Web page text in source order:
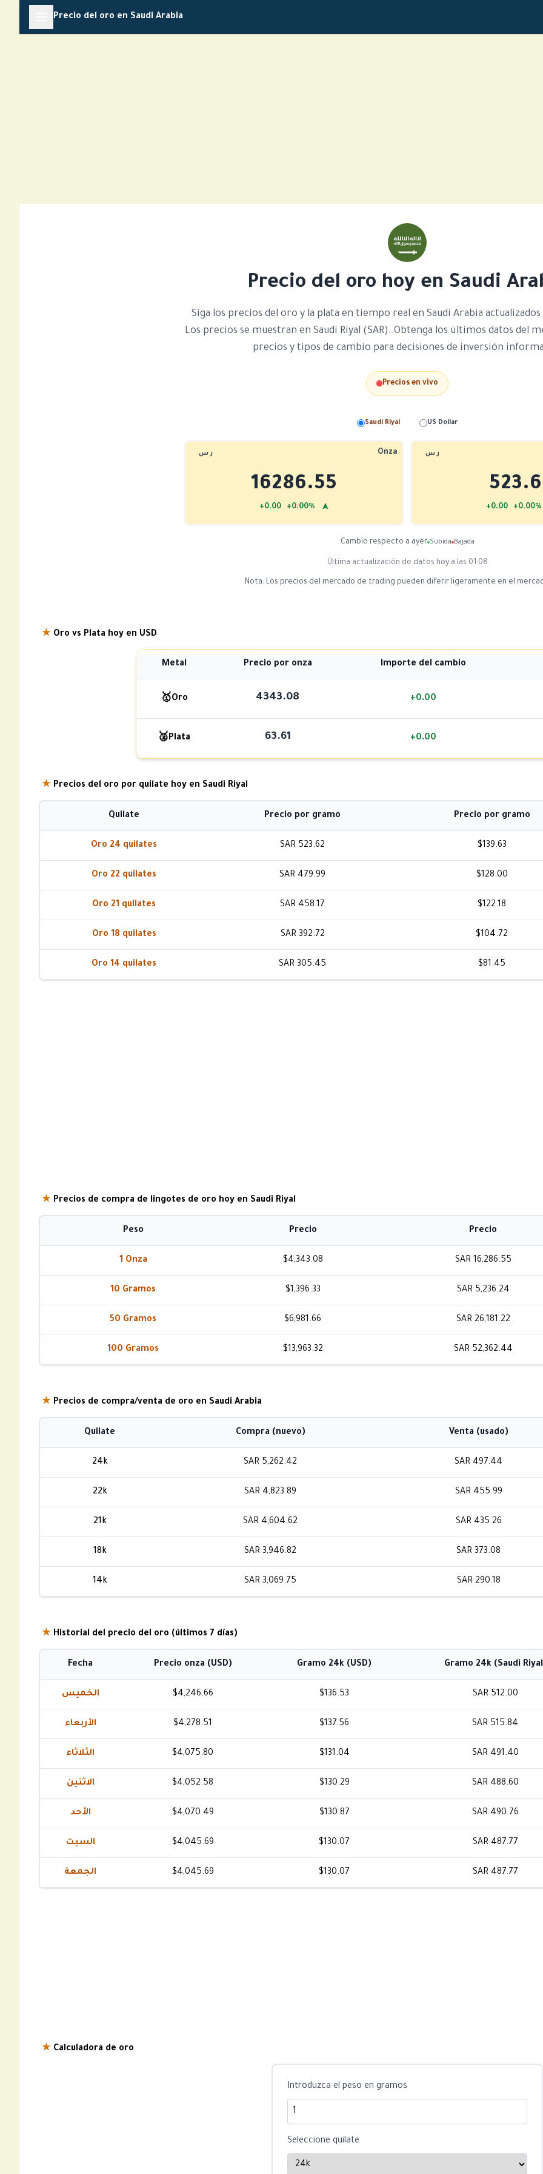
content
Precio del oro en Saudi Arabia
Precio del oro hoy en Saudi
Siga los precios del oro y la plata en tiempo real en Saudi Arabia actualizados
Los precios se muestran en Saudi Riyal (SAR). Obtenga los últimos datos del
precios y tipos de cambio para decisiones de inversión
Precios en vivo
Saudi Riyal US Dollar
ر س Onza
16286.55
+0.00 +0.00% ➤
ر س
+0.00
Cambio respecto a ayer Subida Bajada
Última actualización de datos hoy a las 01:08
Nota: Los precios del mercado de trading pueden diferir ligeramente en el
★ Oro vs Plata hoy en USD
Metal Precio por onza Importe del cambio
🥇Oro 4343.08 +0.00
🥈Plata 63.61 +0.00
★ Precios del oro por quilate hoy en Saudi Riyal
Quilate Precio por gramo Precio por gramo
Oro 24 quilates SAR 523.62 $139.63
Oro 22 quilates SAR 479.99 $128.00
Oro 21 quilates SAR 458.17 $122.18
Oro 18 quilates SAR 392.72 $104.72
Oro 14 quilates SAR 305.45 $81.45
★ Precios de compra de lingotes de oro hoy en Saudi Riyal
Peso Precio Precio
1 Onza $4,343.08 SAR 16,286.55
10 Gramos $1,396.33 SAR 5,236.24
50 Gramos $6,981.66 SAR 26,181.22
100 Gramos $13,963.32 SAR 52,362.44
★ Precios de compra/venta de oro en Saudi Arabia
Quilate Compra (nuevo) Venta (usado)
24k SAR 5,262.42 SAR 497.44
22k SAR 4,823.89 SAR 455.99
21k SAR 4,604.62 SAR 435.26
18k SAR 3,946.82 SAR 373.08
14k SAR 3,069.75 SAR 290.18
★ Historial del precio del oro (últimos 7 días)
Fecha Precio onza (USD) Gramo 24k (USD) Gramo 24k (Saudi
الخميس $4,246.66 $136.53 SAR 512.00
الأربعاء $4,278.51 $137.56 SAR 515.84
الثلاثاء $4,075.80 $131.04 SAR 491.40
الاثنين $4,052.58 $130.29 SAR 488.60
الأحد $4,070.49 $130.87 SAR 490.76
السبت $4,045.69 $130.07 SAR 487.77
الجمعة $4,045.69 $130.07 SAR 487.77
★ Calculadora de oro
Introduzca el peso en gramos
Seleccione quilate